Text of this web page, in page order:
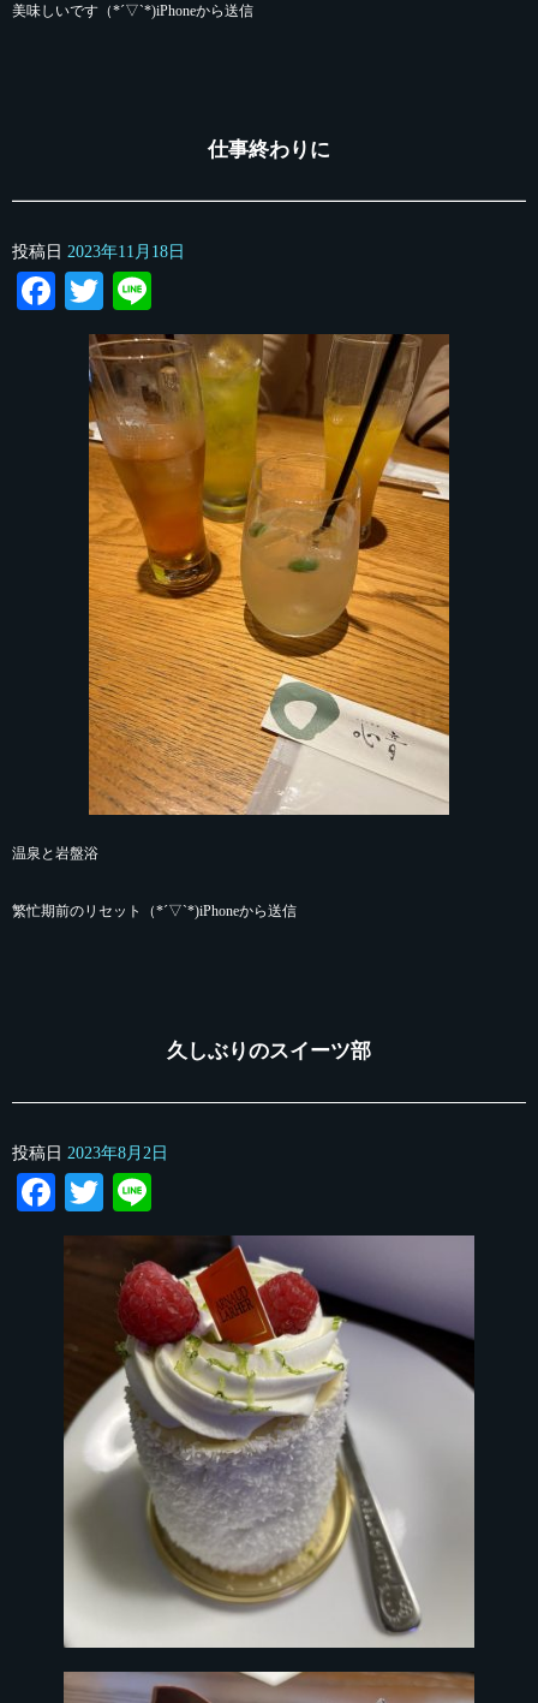
美味しいです（*´▽`*)iPhoneから送信
仕事終わりに
投稿日 2023年11月18日
Facebook
Twitter
温泉と岩盤浴
繁忙期前のリセット（*´▽`*)iPhoneから送信
久しぶりのスイーツ部
投稿日 2023年8月2日
Facebook
Twitter